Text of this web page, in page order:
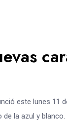
este lunes 11
la azul y blanco.